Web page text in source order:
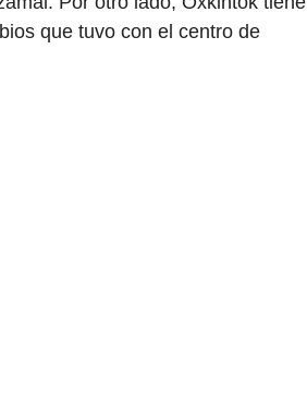
que tuvo con el centro de